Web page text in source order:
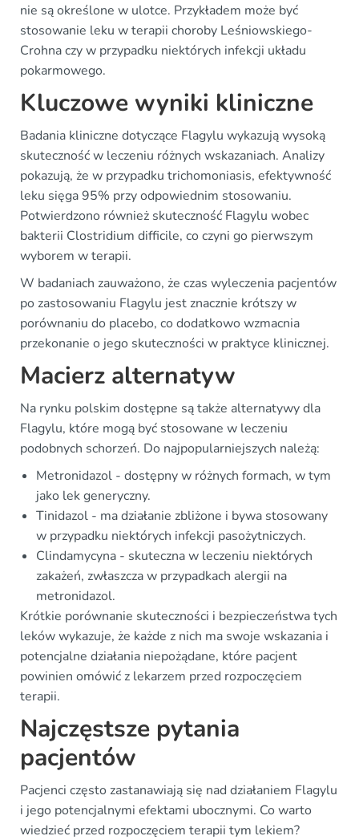
nie są określone w ulotce. Przykładem może być
stosowanie leku w terapii choroby Leśniowskiego-
Crohna czy w przypadku niektórych infekcji układu
pokarmowego.
Kluczowe wyniki kliniczne
Badania kliniczne dotyczące Flagylu wykazują wysoką
skuteczność w leczeniu różnych wskazaniach. Analizy
pokazują, że w przypadku trichomoniasis, efektywność
leku sięga 95% przy odpowiednim stosowaniu.
Potwierdzono również skuteczność Flagylu wobec
bakterii Clostridium difficile, co czyni go pierwszym
wyborem w terapii.
W badaniach zauważono, że czas wyleczenia pacjentów
po zastosowaniu Flagylu jest znacznie krótszy w
porównaniu do placebo, co dodatkowo wzmacnia
przekonanie o jego skuteczności w praktyce klinicznej.
Macierz alternatyw
Na rynku polskim dostępne są także alternatywy dla
Flagylu, które mogą być stosowane w leczeniu
podobnych schorzeń. Do najpopularniejszych należą:
Metronidazol - dostępny w różnych formach, w tym
jako lek generyczny.
Tinidazol - ma działanie zbliżone i bywa stosowany
w przypadku niektórych infekcji pasożytniczych.
Clindamycyna - skuteczna w leczeniu niektórych
zakażeń, zwłaszcza w przypadkach alergii na
metronidazol.
Krótkie porównanie skuteczności i bezpieczeństwa tych
leków wykazuje, że każde z nich ma swoje wskazania i
potencjalne działania niepożądane, które pacjent
powinien omówić z lekarzem przed rozpoczęciem
terapii.
Najczęstsze pytania
pacjentów
Pacjenci często zastanawiają się nad działaniem Flagylu
i jego potencjalnymi efektami ubocznymi. Co warto
wiedzieć przed rozpoczęciem terapii tym lekiem?